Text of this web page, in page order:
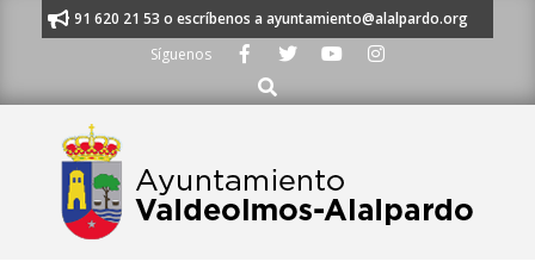
al 91 620 21 53 o escríbenos a ayuntamiento@alalpardo.org
Síguenos
Buscar